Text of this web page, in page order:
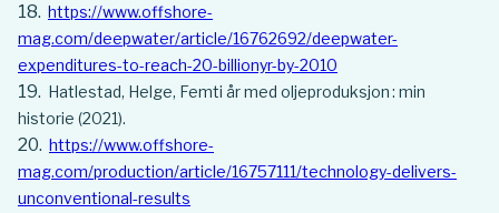
https://www.offshore-
mag.com/deepwater/article/16762692/deepwater-
expenditures-to-reach-20-billionyr-by-2010
Hatlestad, Helge, Femti år med oljeproduksjon : min
historie (2021).
https://www.offshore-
mag.com/production/article/16757111/technology-delivers-
unconventional-results